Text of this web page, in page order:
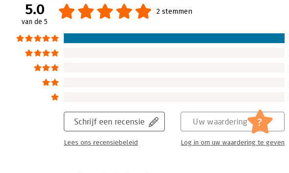
5.0
van de 5
2 stemmen
Schrijf een recensie
Lees ons recensiebeleid
Uw waardering ?
Log in om uw waardering te geven